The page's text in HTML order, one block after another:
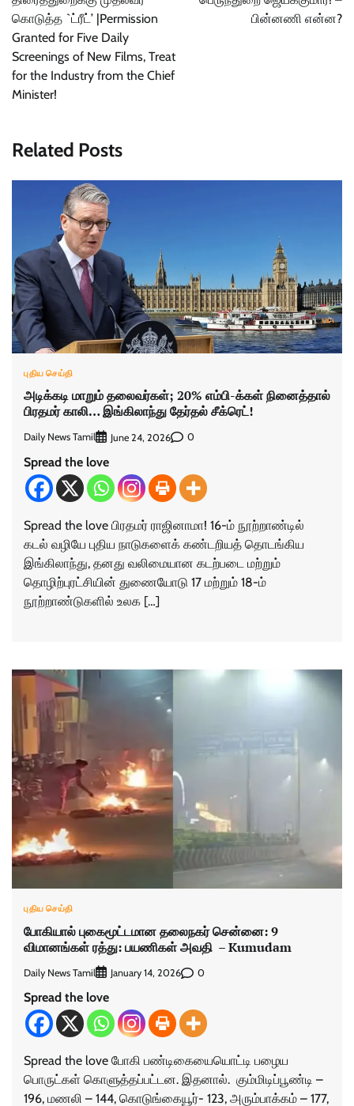
கொடுத்த `ட்ரீட்’ |Permission
Granted for Five Daily
Screenings of New Films, Treat
for the Industry from the Chief
Minister!
பின்னணி என்ன?
Related Posts
புதிய செய்தி
அடிக்கடி மாறும் தலைவர்கள்; 20% எம்பி-க்கள் நினைத்தால்
பிரதமர் காலி… இங்கிலாந்து தேர்தல் சீக்ரெட்!
Daily News Tamil June 24, 2026 0
Spread the love
Spread the love பிரதமர் ராஜினாமா! 16-ம் நூற்றாண்டில்
கடல் வழியே புதிய நாடுகளைக் கண்டறியத் தொடங்கிய
இங்கிலாந்து, தனது வலிமையான கடற்படை மற்றும்
தொழிற்புரட்சியின் துணையோடு 17 மற்றும் 18-ம்
நூற்றாண்டுகளில் உலக […]
புதிய செய்தி
போகியால் புகைமூட்டமான தலைநகர் சென்னை: 9
விமானங்கள் ரத்து: பயணிகள் அவதி – Kumudam
Daily News Tamil January 14, 2026 0
Spread the love
Spread the love போகி பண்டிகையையொட்டி பழைய
பொருட்கள் கொளுத்தப்பட்டன. இதனால். கும்மிடிப்பூண்டி –
196, மணலி – 144, கொடுங்கையூர்- 123, அரும்பாக்கம் – 177,